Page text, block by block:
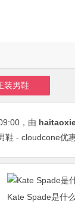
装男鞋
，由
鞋 - cloudcone优
Kate Spade是什